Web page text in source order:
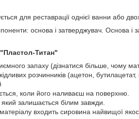
для реставрації однієї ванни або
основа і затверджувач. Основа і
Титан"
запаху (дізнатися більше, чому
розчинників (ацетон,
коли його наливаєш на поверхню.
який залишається білим завжди.
входить сировина найвищої